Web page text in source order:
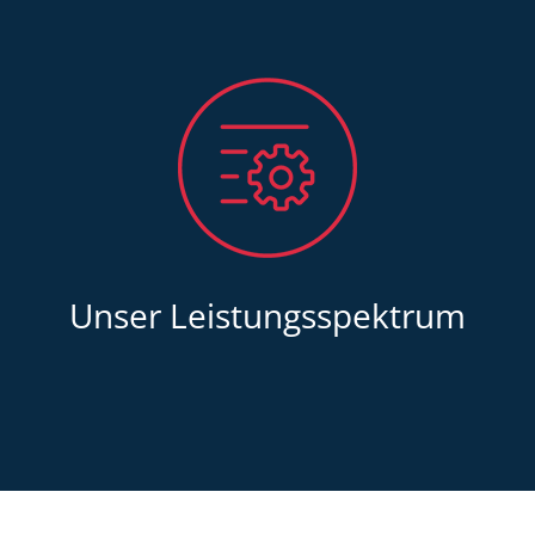
Unser Leistungsspektrum